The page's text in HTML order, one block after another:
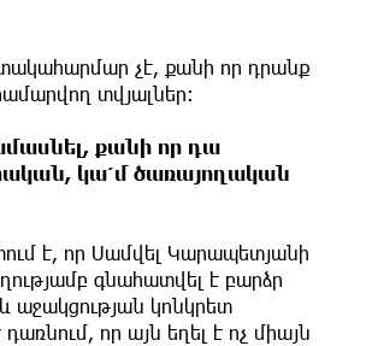
չէ, քանի որ դրանք
տվյալներ։
քանի որ դա
կա՛մ ծառայողական
է, որ Սամվել Կարապետյանի
գնահատվել է բարձր
աջակցության կոնկրետ
որ այն եղել է ոչ միայն